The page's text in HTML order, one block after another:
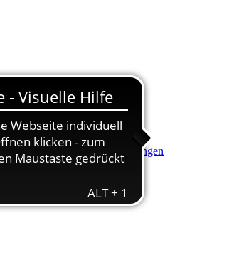
Hauptinhalt anspringen